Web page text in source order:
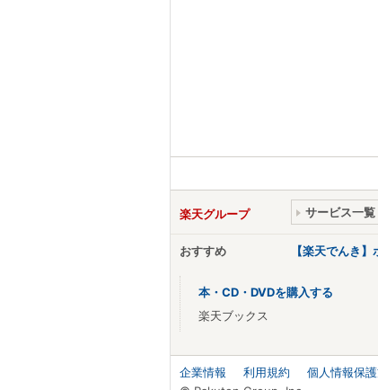
楽天グループ サービス一覧
おすすめ 【楽天でんき
本・CD・DVDを購入する
楽天ブックス
企業情報 利用規約 個人情報保